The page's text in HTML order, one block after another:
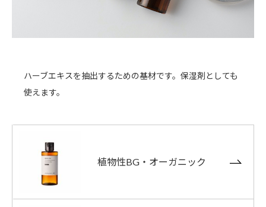
ハーブエキスを抽出するための基材です。保湿剤としても
使えます。
植物性BG・オーガニック